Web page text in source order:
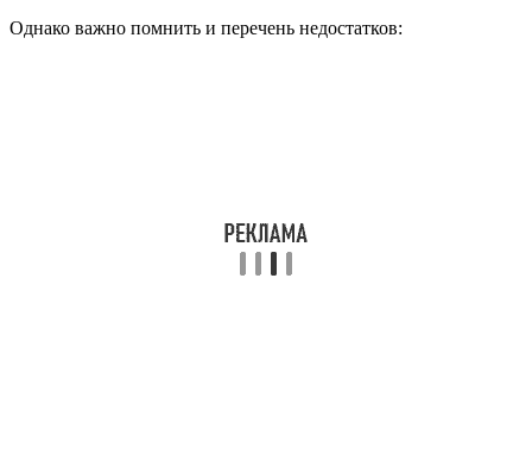
Однако важно помнить и перечень недостатков: